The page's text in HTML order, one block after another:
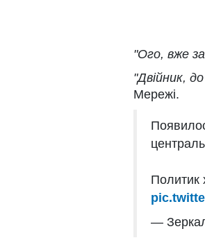
"Ого, вже
"Двійник,
Мережі.
Политик
—